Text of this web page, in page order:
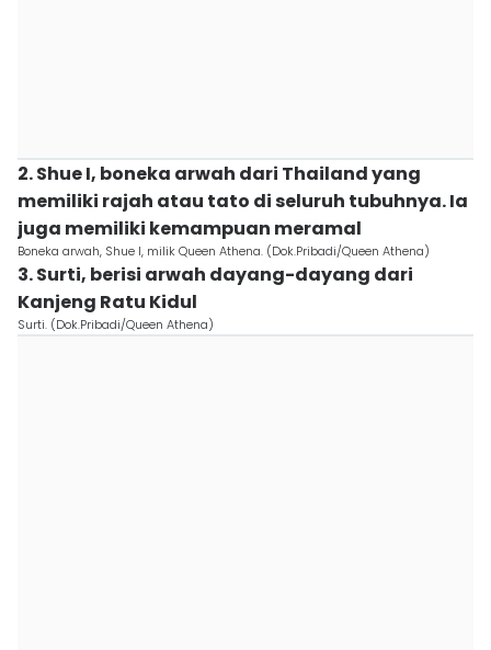
2. Shue I, boneka arwah dari Thailand yang
memiliki rajah atau tato di seluruh tubuhnya. Ia
juga memiliki kemampuan meramal
Boneka arwah, Shue I, milik Queen Athena. (Dok.Pribadi/Queen Athena)
3. Surti, berisi arwah dayang-dayang dari
Kanjeng Ratu Kidul
Surti. (Dok.Pribadi/Queen Athena)